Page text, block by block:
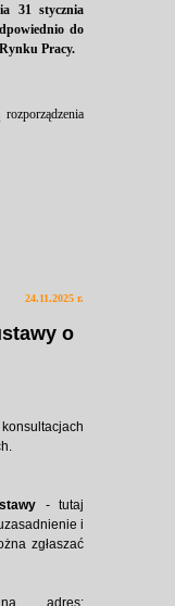
31 stycznia
do
Pracy.
24.11.2025 r.
o
- tutaj
i
zgłaszać
adres: